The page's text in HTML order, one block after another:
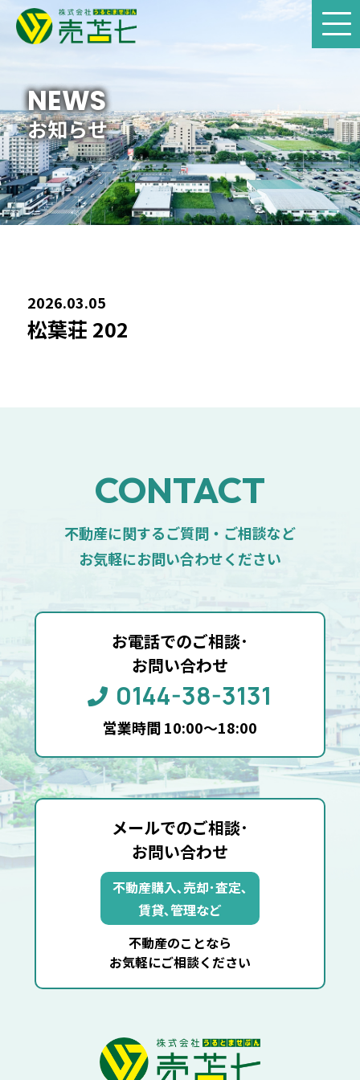
HOME
土地物件
中古物件
会社案内
NEWS
お知らせ
2026.03.05
松葉荘 202
CONTACT
不動産に関するご質問・ご相談など
お気軽にお問い合わせください
お電話でのご相談･
お問い合わせ
0144-38-3131
営業時間 10:00～18:00
メールでのご相談･
お問い合わせ
不動産購入､売却･査定､
賃貸､管理など
不動産のことなら
お気軽にご相談ください